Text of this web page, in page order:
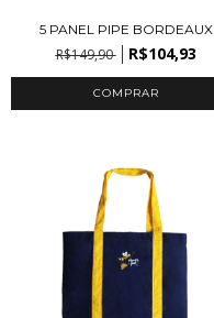
5 PANEL PIPE BORDEAUX
R$149,90 R$104,93